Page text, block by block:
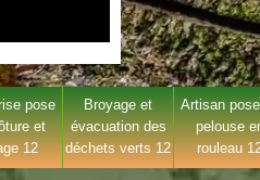
pose
et
12
Broyage et
évacuation des
déchets verts 12
Artisan
pelouse
rouleau